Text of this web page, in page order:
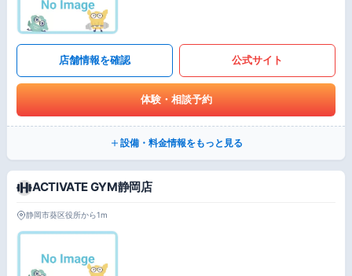
店舗情報を確認 公式サイト
体験・相談予約
設備・料金情報をもっと見る
ACTIVATE GYM静岡店
静岡市葵区役所から1m